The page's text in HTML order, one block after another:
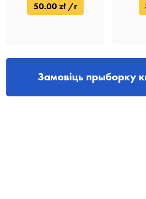
50.00 zł /г
Замовіць прыборку